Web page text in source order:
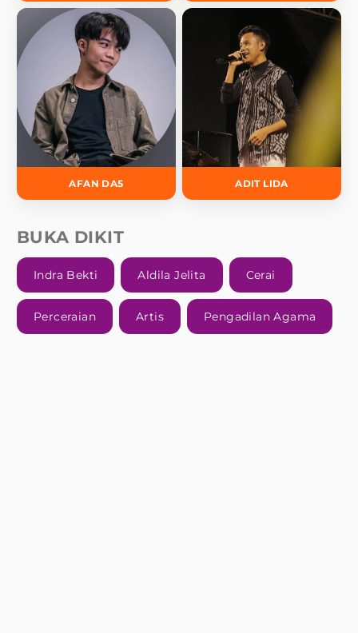
AFAN DA5 ADIT LIDA
BUKA DIKIT
Indra Bekti Aldila Jelita Cerai
Perceraian Artis Pengadilan Agama